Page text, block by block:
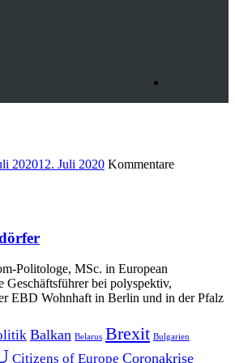
202012. Juli 2020 Kommentare
Politologe, MSc. in European
Geschäftsführer bei polyspektiv,
EBD Wohnhaft in Berlin und in der Pfalz
Balkan Belarus Brexit Bulgarien
Citizens of Europe Coronakrise